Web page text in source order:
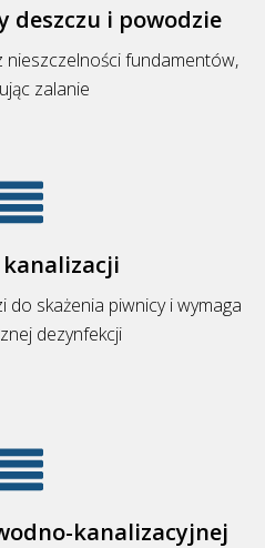
deszczu i powodzie
fundamentów,
zalanie
skażenia piwnicy i wymaga
dezynfekcji
kanalizacyjnej